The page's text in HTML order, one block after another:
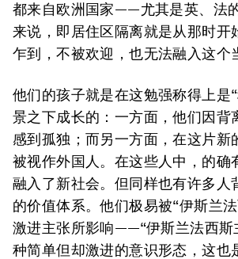
都来自欧洲国家——尤其是英、法
来说，即居住区隔离就是从那时开
乍到，不被欢迎，也无法融入这个
他们的孩子就是在这勉强称得上是
景之下成长的：一方面，他们因背
感到孤独；而另一方面，在这片新
被视作外国人。在这些人中，的确
融入了新社会。但同样也有许多人
的价值体系。他们极易被“伊斯兰
激进主张所影响——“伊斯兰法西斯
种简单但却激进的意识形态，这也